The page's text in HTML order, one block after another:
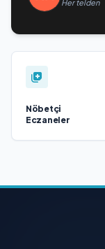
Her telden
Nöbetçi
Eczaneler